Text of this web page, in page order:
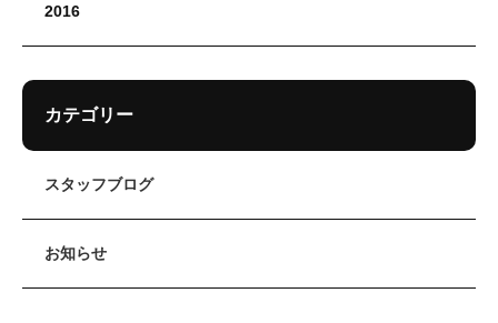
2016
カテゴリー
スタッフブログ
お知らせ